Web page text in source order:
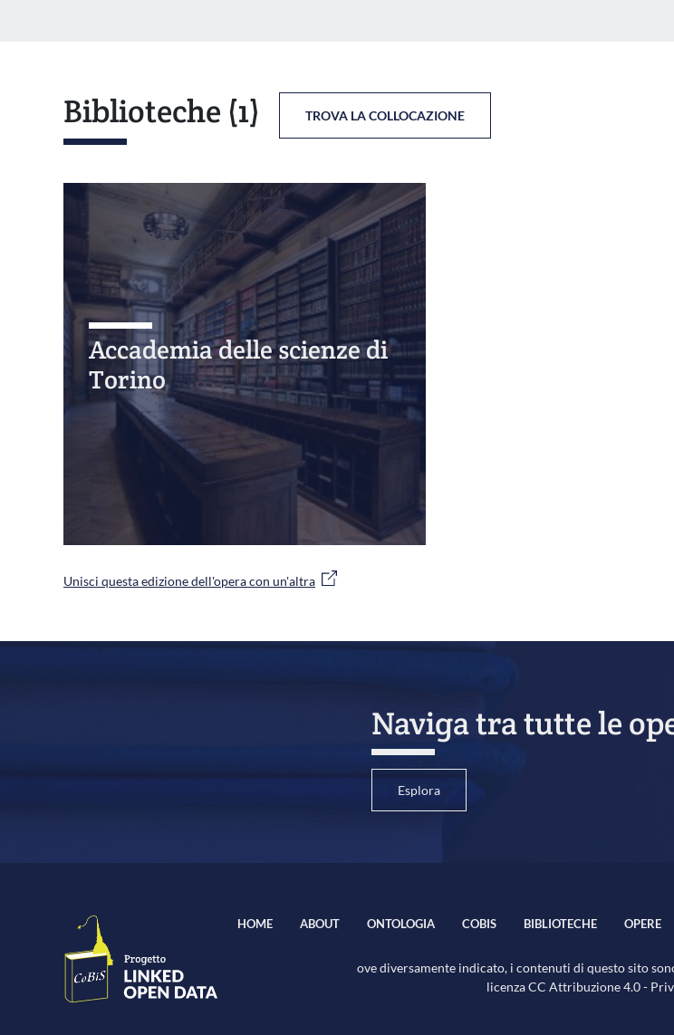
Biblioteche (1) TROVA LA COLLOCAZIONE
Accademia delle scienze di
Torino
Unisci questa edizione dell'opera con un'altra
Naviga tra tutte le
Esplora
HOME ABOUT ONTOLOGIA COBIS BIBLIOTECHE OPERE
ove diversamente indicato, i contenuti di questo sito
licenzaCC Attribuzione 4.0-